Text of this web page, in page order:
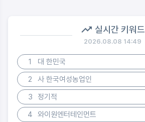
실시간 키워드
2026.08.08 14:49
1
대 한민국
2
사 한국여성농업인
3
정기적
4
와이원엔터테인먼트